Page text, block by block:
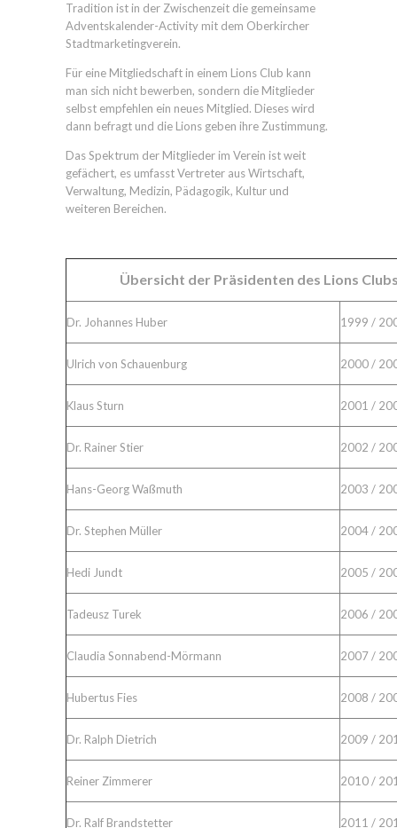
Tradition ist in der Zwischenzeit die gemeinsame
Adventskalender-Activity mit dem Oberkircher
Stadtmarketingverein.
Für eine Mitgliedschaft in einem Lions Club kann
man sich nicht bewerben, sondern die Mitglieder
selbst empfehlen ein neues Mitglied. Dieses wird
dann befragt und die Lions geben ihre Zustimmung.
Das Spektrum der Mitglieder im Verein ist weit
gefächert, es umfasst Vertreter aus Wirtschaft,
Verwaltung, Medizin, Pädagogik, Kultur und
weiteren Bereichen.
Übersicht der Präsidenten des Lions
Dr. Johannes Huber 1999 /
Ulrich von Schauenburg 2000 /
Klaus Sturn 2001 /
Dr. Rainer Stier 2002 /
Hans-Georg Waßmuth 2003 /
Dr. Stephen Müller 2004 /
Hedi Jundt 2005 /
Tadeusz Turek 2006 /
Claudia Sonnabend-Mörmann 2007 /
Hubertus Fies 2008 /
Dr. Ralph Dietrich 2009 /
Reiner Zimmerer 2010 /
Dr. Ralf Brandstetter 2011 /